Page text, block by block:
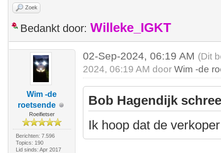
Zoek
Bedankt door: Willeke_IGKT
Wim -de
roetsende
Roeifietser
Berichten: 7.596
Topics: 190
Lid sinds: Apr 2017
02-Sep-2024, 06:19 AM (Dit
2024, 06:19 AM doorWim -de
Bob Hagendijk
Ik hoop dat de